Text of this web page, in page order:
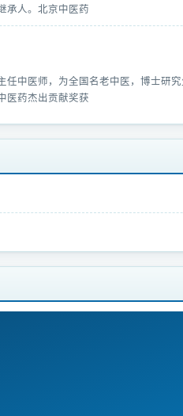
承人。北京中医药
任中医师，为全国名老中医，博士研
医药杰出贡献奖获